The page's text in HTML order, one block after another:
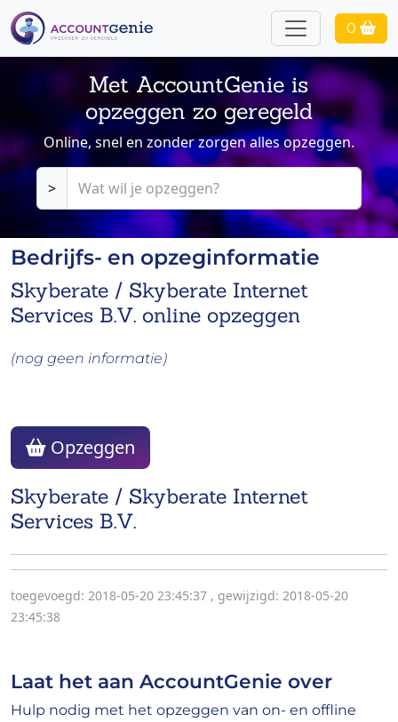
0
Met AccountGenie is
opzeggen zo geregeld
Online, snel en zonder zorgen alles opzeggen.
>
Bedrijfs- en opzeginformatie
Skyberate / Skyberate Internet
Services B.V. online opzeggen
(nog geen informatie)
Skyberate / Skyberate Internet
Services B.V.
Opzeggen
toegevoegd: 2018-05-20 23:45:37 , gewijzigd: 2018-05-20
23:45:38
Laat het aan AccountGenie over
Hulp nodig met het opzeggen van on- en offline